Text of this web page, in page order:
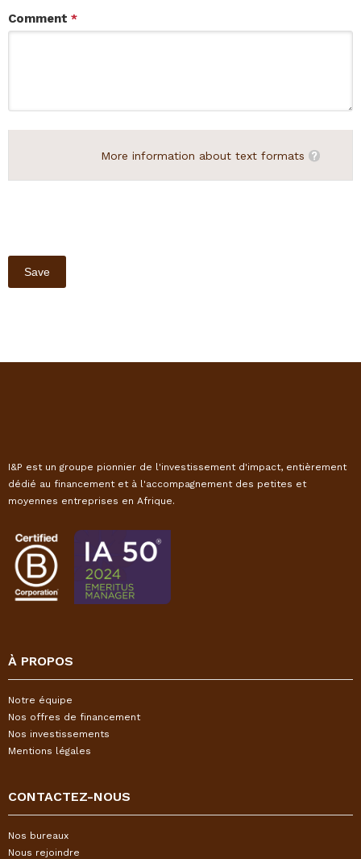
Comment *
More information about text formats
I&P est un groupe pionnier de l'investissement d'impact, entièrement
dédié au financement et à l'accompagnement des petites et
moyennes entreprises en Afrique.
À PROPOS
Notre équipe
Nos offres de financement
Nos investissements
Mentions légales
CONTACTEZ-NOUS
Nos bureaux
Nous rejoindre